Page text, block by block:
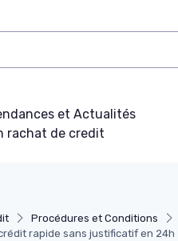
et Actualités
rachat de credit
Procédures et Conditions
rapide sans justificatif en 24h